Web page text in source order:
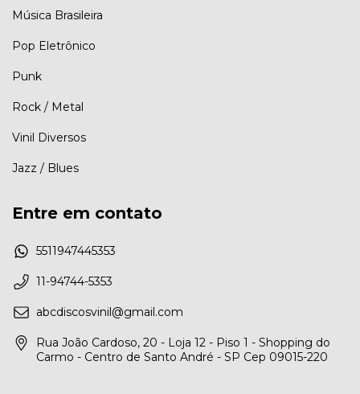
Música Brasileira
Pop Eletrônico
Punk
Rock / Metal
Vinil Diversos
Jazz / Blues
Entre em contato
5511947445353
11-94744-5353
abcdiscosvinil@gmail.com
Rua João Cardoso, 20 - Loja 12 - Piso 1 - Shopping do
Carmo - Centro de Santo André - SP Cep 09015-220